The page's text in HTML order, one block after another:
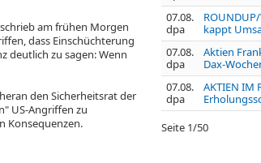
am frühen Morgen
dass Einschüchterung
deutlich zu sagen: Wenn
den Sicherheitsrat der
US-Angriffen zu
Konsequenzen.
07.08.
dpa
kappt
07.08.
dpa
Aktien
Dax-
07.08.
dpa
AKTIEN IM
Seite 1/50